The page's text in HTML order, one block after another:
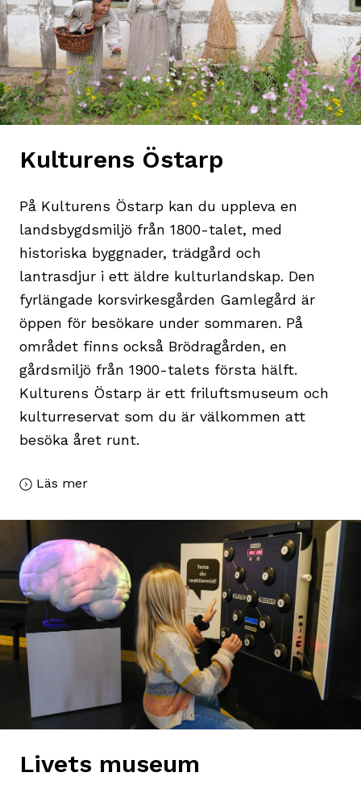
Kulturens Östarp
På Kulturens Östarp kan du uppleva en
landsbygdsmiljö från 1800-talet, med
historiska byggnader, trädgård och
lantrasdjur i ett äldre kulturlandskap. Den
fyrlängade korsvirkesgården Gamlegård är
öppen för besökare under sommaren. På
området finns också Brödragården, en
gårdsmiljö från 1900-talets första hälft.
Kulturens Östarp är ett friluftsmuseum och
kulturreservat som du är välkommen att
besöka året runt.
Läs mer
Livets museum